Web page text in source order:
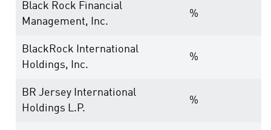
Black Rock Financial
Management, Inc.
%
BlackRock International
Holdings, Inc.
%
BR Jersey International
Holdings L.P.
%